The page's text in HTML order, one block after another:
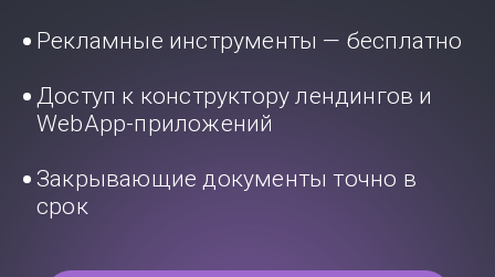
Рекламные инструменты — бесплатно
Доступ к конструктору лендингов и
WebApp-приложений
Закрывающие документы точно в
срок